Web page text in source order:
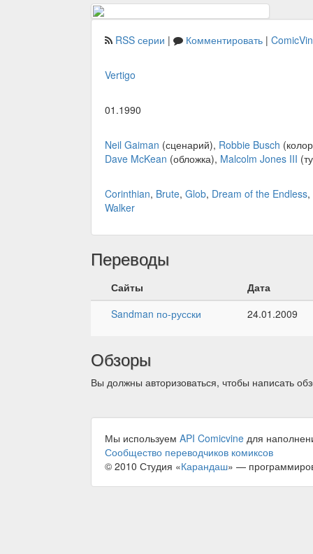
RSS серии | Комментировать |
Vertigo
01.1990
Neil Gaiman (сценарий), Robbie Busch
Dave McKean (обложка), Malcolm Jones III
Corinthian, Brute, Glob, Dream of the Endless,
Walker
Переводы
Сайты
Дата
Sandman по-русски
24.01.2009
Обзоры
Вы должны авторизоваться, чтобы написать
Мы используем API Comicvine для
Сообщество переводчиков комиксов
© 2010 Студия «Карандаш» —